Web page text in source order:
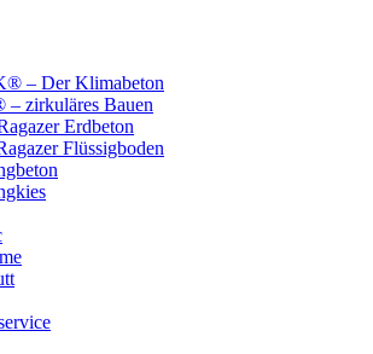
– Der Klimabeton
zirkuläres Bauen
Erdbeton
Flüssigboden